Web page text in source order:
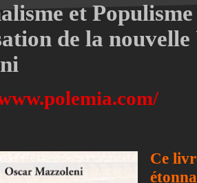
et Populisme
de la nouvelle
Ce